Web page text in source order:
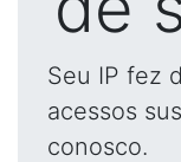
Seu IP fez
acessos
conosco.